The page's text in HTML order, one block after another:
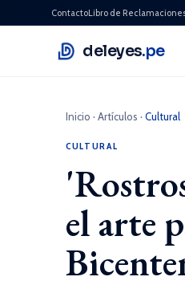
ContactoLibro de
deleyes.pe
Inicio · Artículos · Cultural
CULTURAL
el arte